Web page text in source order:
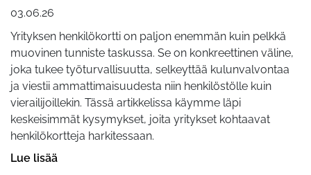
03.06.26
Yrityksen henkilökortti on paljon enemmän kuin pelkkä
muovinen tunniste taskussa. Se on konkreettinen väline,
joka tukee työturvallisuutta, selkeyttää kulunvalvontaa
ja viestii ammattimaisuudesta niin henkilöstölle kuin
vierailijoillekin. Tässä artikkelissa käymme läpi
keskeisimmät kysymykset, joita yritykset kohtaavat
henkilökortteja harkitessaan.
Lue lisää